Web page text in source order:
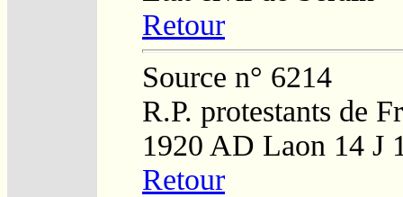
Retour
Source n° 6214
R.P. protestants de
1920 AD Laon 14 J
Retour